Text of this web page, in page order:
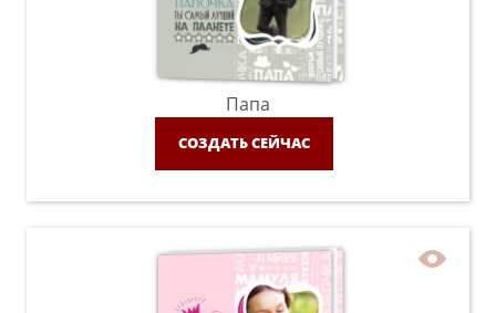
Папа
СОЗДАТЬ СЕЙЧАС